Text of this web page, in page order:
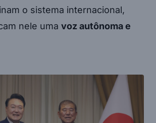
o sistema internacional,
nele uma voz autônoma e